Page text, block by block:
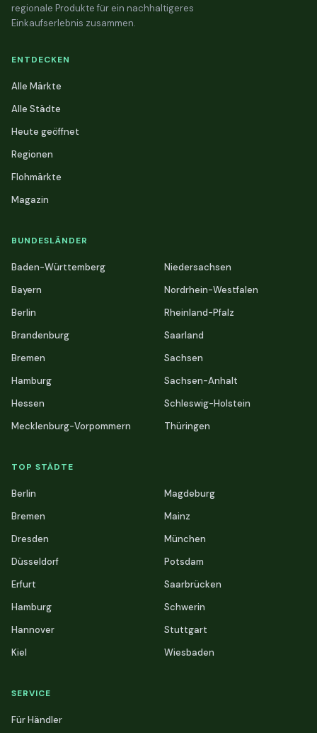
regionale Produkte für ein nachhaltigeres
Einkaufserlebnis zusammen.
ENTDECKEN
Alle Märkte
Alle Städte
Heute geöffnet
Regionen
Flohmärkte
Magazin
BUNDESLÄNDER
Baden-Württemberg
Bayern
Berlin
Brandenburg
Bremen
Hamburg
Hessen
Mecklenburg-Vorpommern
Niedersachsen
Nordrhein-Westfalen
Rheinland-Pfalz
Saarland
Sachsen
Sachsen-Anhalt
Schleswig-Holstein
Thüringen
TOP STÄDTE
Berlin
Bremen
Dresden
Düsseldorf
Erfurt
Hamburg
Hannover
Kiel
Magdeburg
Mainz
München
Potsdam
Saarbrücken
Schwerin
Stuttgart
Wiesbaden
SERVICE
Für Händler